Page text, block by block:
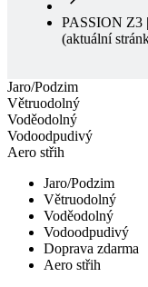
Jaro/Podzim
Větruodolný
Voděodolný
Jaro/Podzim
Větruodolný
Voděodolný
Vodoodpudivý
Aero střih